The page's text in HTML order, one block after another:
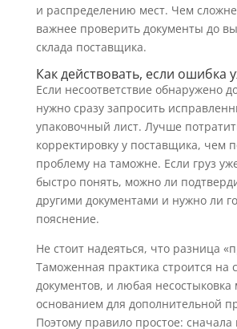
и распределению мест. Чем
важнее проверить документы до
склада поставщика.
Как действовать, если ошибка
Если несоответствие обнаружено
нужно сразу запросить
упаковочный лист. Лучше
корректировку у поставщика, чем
проблему на таможне. Если груз
быстро понять, можно ли
другими документами и нужно ли
пояснение.
Не стоит надеяться, что разница
Таможенная практика строится на
документов, и любая несостыковка
основанием для дополнительной
Поэтому правило простое: сначала